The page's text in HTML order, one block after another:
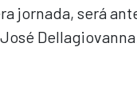
jornada, será